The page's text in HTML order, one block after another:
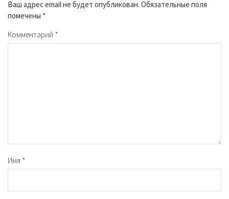
Ваш адрес email не будет опубликован. Обязательные поля
помечены *
Комментарий *
Имя *